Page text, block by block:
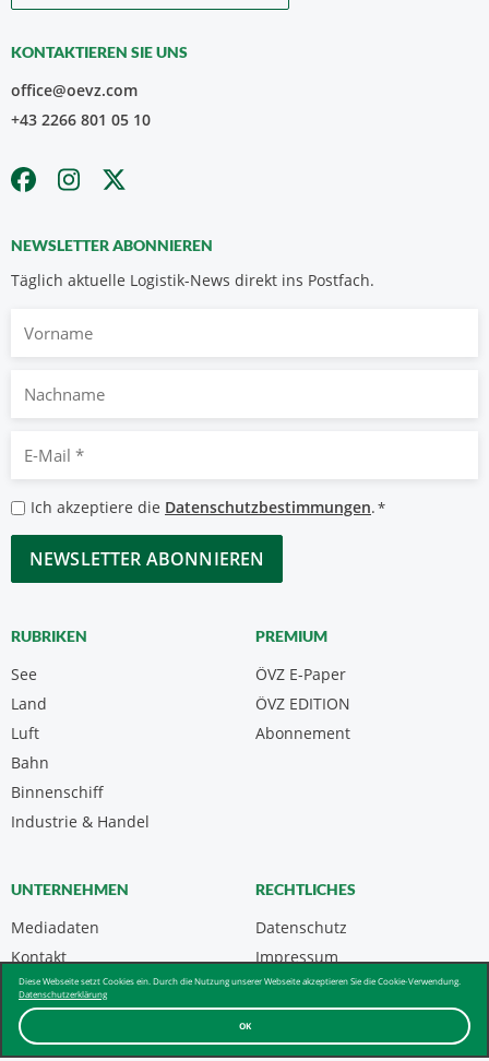
OK
Diese Webseite setzt Cookies ein. Durch die Nutzung unserer Webseite akzeptieren Sie die Cookie-Verwendung.
Datenschutzerklärung
KONTAKTIEREN SIE UNS
office@oevz.com
+43 2266 801 05 10
NEWSLETTER ABONNIEREN
Täglich aktuelle Logistik-News direkt ins Postfach.
Nachname
Mail
*
Datenschutzbestimmungen
*
Ich akzeptiere die Datenschutzbestimmungen.*
CAPTCHA
RUBRIKEN
See
Land
Luft
Bahn
Binnenschiff
Industrie & Handel
PREMIUM
ÖVZ E-Paper
Abonnement
ÖVZ EDITION
UNTERNEHMEN
Mediadaten
Kontakt
Über uns & AGB
RECHTLICHES
Datenschutz
Impressum